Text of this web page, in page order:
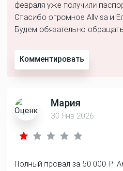
февраля уже получили
Спасибо огромное Аllvisa и
Будем обязательно
Комментировать
Мария
30 Янв 2026
Полный провал за 50 000 ₽.